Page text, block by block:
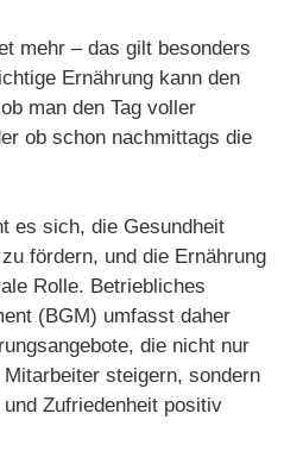
mehr – das gilt besonders
Ernährung kann den
man den Tag voller
ob schon nachmittags die
es sich, die Gesundheit
fördern, und die Ernährung
Rolle. Betriebliches
(BGM) umfasst daher
die nicht nur
steigern, sondern
Zufriedenheit positiv